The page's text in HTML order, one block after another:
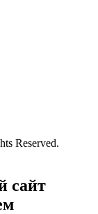
Reserved.
сайт